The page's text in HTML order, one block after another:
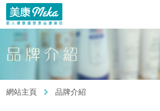
網站主頁 品牌介紹